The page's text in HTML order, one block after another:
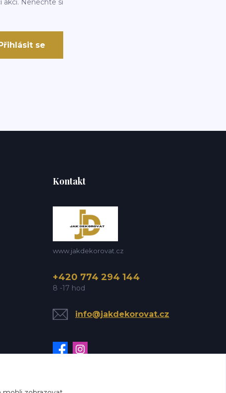
akci. Nenechte si
se
Kontakt
www.jakdekorovat.cz
+420 774 294 144
8 -17 hod
info@jakdekorovat.cz